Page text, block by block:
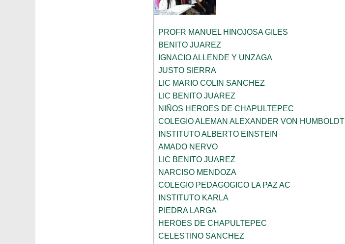
PROFR MANUEL HINOJOSA GILES
BENITO JUAREZ
IGNACIO ALLENDE Y UNZAGA
JUSTO SIERRA
LIC MARIO COLIN SANCHEZ
LIC BENITO JUAREZ
NIÑOS HEROES DE CHAPULTEPEC
COLEGIO ALEMAN ALEXANDER VON HUMBOLDT
INSTITUTO ALBERTO EINSTEIN
AMADO NERVO
LIC BENITO JUAREZ
NARCISO MENDOZA
COLEGIO PEDAGOGICO LA PAZ AC
INSTITUTO KARLA
PIEDRA LARGA
HEROES DE CHAPULTEPEC
CELESTINO SANCHEZ